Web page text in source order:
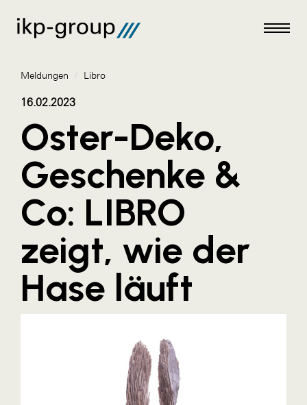
Meldungen
AKTUELLES
ACO
ALEX Krems
Amazon Web Services
Artweger
AustroCel Hallein
Bundesverband Sonnenschutztechnik
Colmobil Austria
Meldungen / Libro
16.02.2023
Oster-Deko,
Geschenke &
Co: LIBRO
zeigt, wie der
Hase läuft